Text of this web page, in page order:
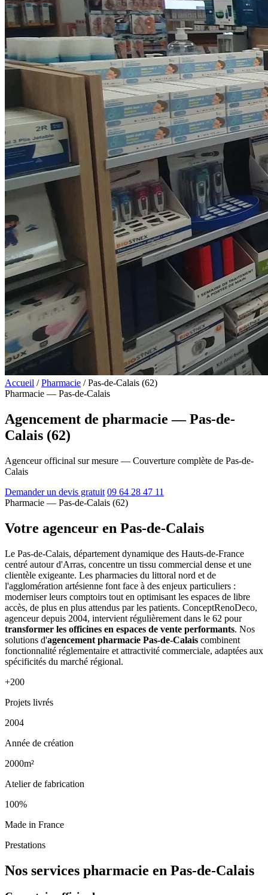
Accueil / Pharmacie / Pas-de-Calais (62)
Pharmacie — Pas-de-Calais
Agencement de pharmacie — Pas-de-
Calais (62)
Agenceur officinal sur mesure — Couverture complète de Pas-de-
Calais
Demander un devis gratuit 09 64 28 47 11
Pharmacie — Pas-de-Calais (62)
Votre agenceur en Pas-de-Calais
Le Pas-de-Calais, département dynamique des Hauts-de-France
centré autour d'Arras, concentre un tissu commercial dense et une
clientèle exigeante. Les pharmacies du littoral nord et de
l'agglomération artésienne font face à des enjeux particuliers :
moderniser leurs comptoirs tout en optimisant les espaces de libre
accès, de plus en plus attendus par les patients. ConceptRenoDeco,
agenceur depuis 2004, intervient régulièrement dans le 62 pour
transformer les officines en espaces de vente performants. Nos
solutions d'agencement pharmacie Pas-de-Calais combinent
fonctionnalité réglementaire et attractivité commerciale, adaptées aux
spécificités du marché régional.
+200
Projets livrés
2004
Année de création
2000m²
Atelier de fabrication
100%
Made in France
Prestations
Nos services pharmacie en Pas-de-Calais